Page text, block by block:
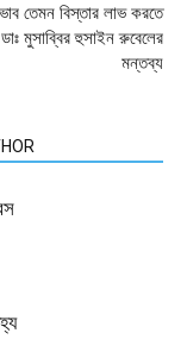
তেমন বিস্তার লাভ করতে
মুসাব্বির হুসাইন রুবেলের
মন্তব্য